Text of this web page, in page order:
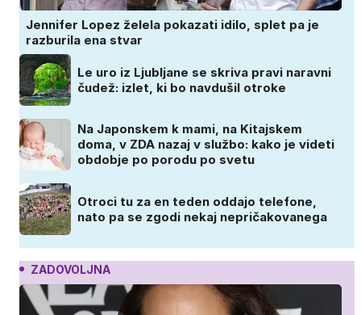
Jennifer Lopez želela pokazati idilo, splet pa je
razburila ena stvar
Le uro iz Ljubljane se skriva pravi naravni
čudež: izlet, ki bo navdušil otroke
Na Japonskem k mami, na Kitajskem
doma, v ZDA nazaj v službo: kako je videti
obdobje po porodu po svetu
Otroci tu za en teden oddajo telefone,
nato pa se zgodi nekaj nepričakovanega
ZADOVOLJNA